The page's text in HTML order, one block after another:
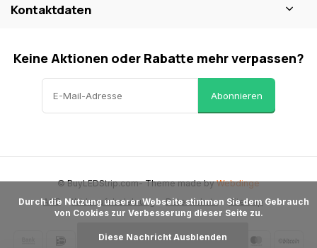
Kontaktdaten
Keine Aktionen oder Rabatte mehr verpassen?
Abonnieren
AGB Widerrufsbelehrung Datenschutz Sitemap
© BuyLEDStrip.com- Theme made byWebdinge
von Cookies zur Verbesserung dieser Seite zu.
Diese Nachricht Ausblenden